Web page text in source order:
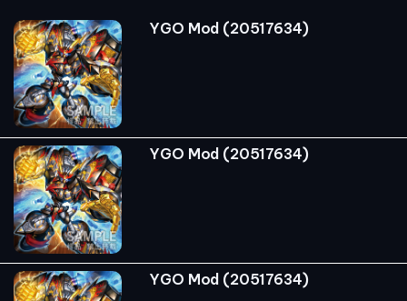
YGO Mod (20517634)
YGO Mod (20517634)
YGO Mod (20517634)